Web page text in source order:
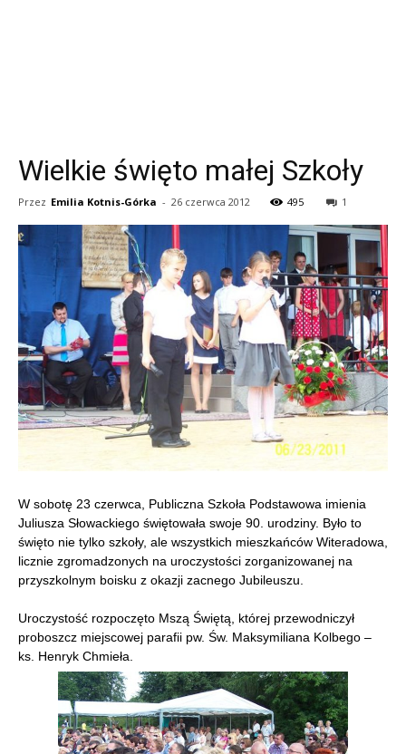
Wielkie święto małej Szkoły
Przez Emilia Kotnis-Górka - 26 czerwca 2012 495 1
W sobotę 23 czerwca, Publiczna Szkoła Podstawowa imienia
Juliusza Słowackiego świętowała swoje 90. urodziny. Było to
święto nie tylko szkoły, ale wszystkich mieszkańców Witeradowa,
licznie zgromadzonych na uroczystości zorganizowanej na
przyszkolnym boisku z okazji zacnego Jubileuszu.
Uroczystość rozpoczęto Mszą Świętą, której przewodniczył
proboszcz miejscowej parafii pw. Św. Maksymiliana Kolbego –
ks. Henryk Chmieła.